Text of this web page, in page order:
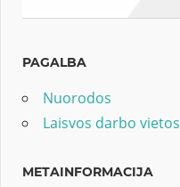
PAGALBA
Nuorodos
Laisvos darbo vietos
METAINFORMACIJA